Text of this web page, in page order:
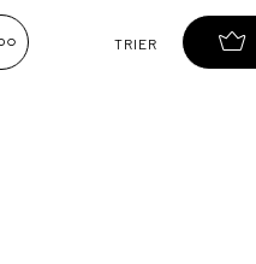
TRIER